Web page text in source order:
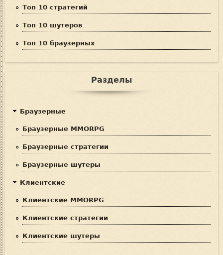
Топ 10 стратегий
Топ 10 шутеров
Топ 10 браузерных
Разделы
Браузерные
Браузерные MMORPG
Браузерные стратегии
Браузерные шутеры
Клиентские
Клиентские MMORPG
Клиентские стратегии
Клиентские шутеры